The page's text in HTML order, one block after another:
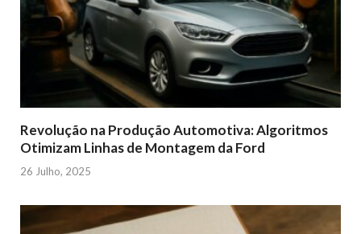
Revolução na Produção Automotiva: Algoritmos
Otimizam Linhas de Montagem da Ford
26 Julho, 2025